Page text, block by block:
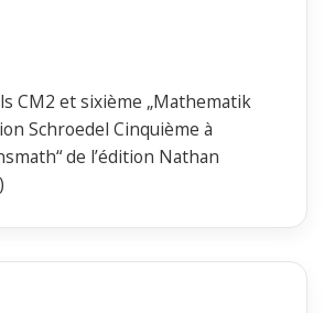
CM2 et sixième „Mathematik
Schroedel Cinquième à
de l’édition Nathan